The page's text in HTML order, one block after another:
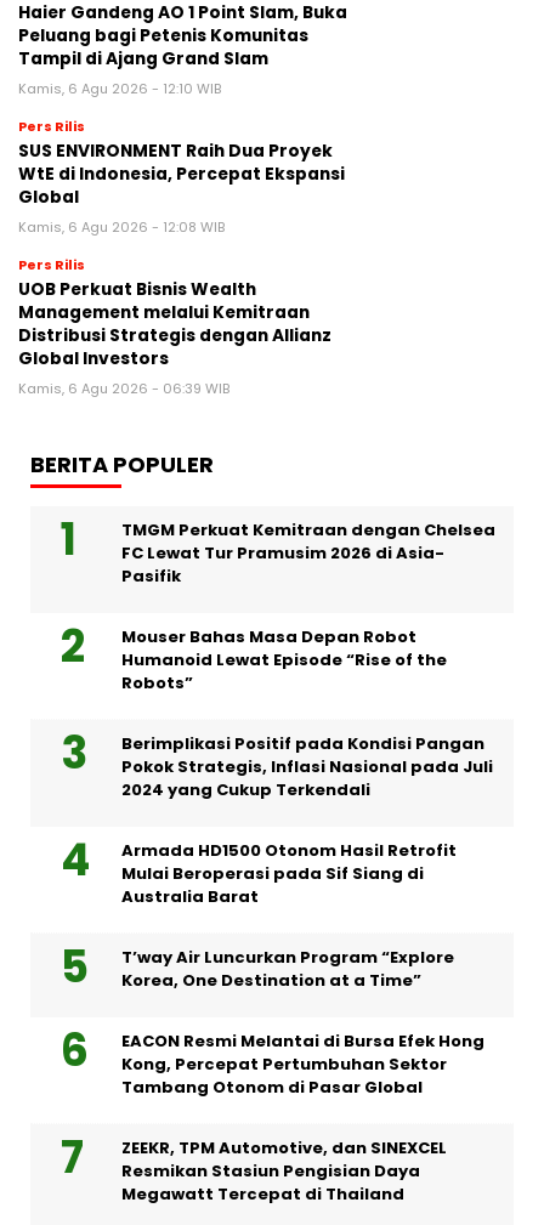
Haier Gandeng AO 1 Point Slam, Buka
Peluang bagi Petenis Komunitas
Tampil di Ajang Grand Slam
Kamis, 6 Agu 2026 - 12:10 WIB
Pers Rilis
SUS ENVIRONMENT Raih Dua Proyek
WtE di Indonesia, Percepat Ekspansi
Global
Kamis, 6 Agu 2026 - 12:08 WIB
Pers Rilis
UOB Perkuat Bisnis Wealth
Management melalui Kemitraan
Distribusi Strategis dengan Allianz
Global Investors
Kamis, 6 Agu 2026 - 06:39 WIB
BERITA POPULER
TMGM Perkuat Kemitraan dengan Chelsea
FC Lewat Tur Pramusim 2026 di Asia-
Pasifik
Mouser Bahas Masa Depan Robot
Humanoid Lewat Episode “Rise of the
Robots”
Berimplikasi Positif pada Kondisi Pangan
Pokok Strategis, Inflasi Nasional pada Juli
2024 yang Cukup Terkendali
Armada HD1500 Otonom Hasil Retrofit
Mulai Beroperasi pada Sif Siang di
Australia Barat
T’way Air Luncurkan Program “Explore
Korea, One Destination at a Time”
EACON Resmi Melantai di Bursa Efek Hong
Kong, Percepat Pertumbuhan Sektor
Tambang Otonom di Pasar Global
ZEEKR, TPM Automotive, dan SINEXCEL
Resmikan Stasiun Pengisian Daya
Megawatt Tercepat di Thailand